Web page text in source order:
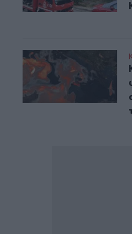
Καλοκαίρι 2026: Η